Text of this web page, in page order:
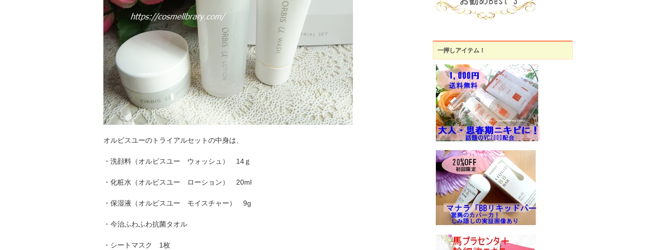
オルビスユーのトライアルセットの中身は、
・洗顔料（オルビスユー ウォッシュ） 14ｇ
・化粧水（オルビスユー ローション） 20ml
・保湿液（オルビスユー モイスチャー） 9g
・今治ふわふわ抗菌タオル
・シートマスク 1枚
一押しアイテム！